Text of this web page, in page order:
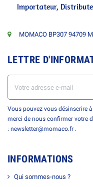
Importateur,
MOMACO BP307 94709
LETTRE
Vous pouvez vous désinscrire
merci de nous confirmer votre
: newsletter@momaco.fr .
INFORMATIONS
Qui sommes-nous ?